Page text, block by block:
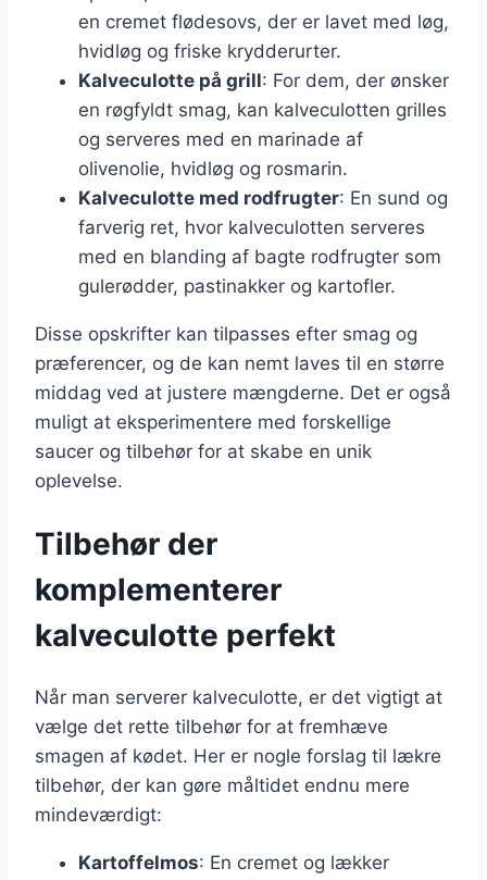
en cremet flødesovs, der er lavet med løg,
hvidløg og friske krydderurter.
Kalveculotte på grill: For dem, der ønsker
en røgfyldt smag, kan kalveculotten grilles
og serveres med en marinade af
olivenolie, hvidløg og rosmarin.
Kalveculotte med rodfrugter: En sund og
farverig ret, hvor kalveculotten serveres
med en blanding af bagte rodfrugter som
gulerødder, pastinakker og kartofler.
Disse opskrifter kan tilpasses efter smag og
præferencer, og de kan nemt laves til en større
middag ved at justere mængderne. Det er også
muligt at eksperimentere med forskellige
saucer og tilbehør for at skabe en unik
oplevelse.
Tilbehør der
komplementerer
kalveculotte perfekt
Når man serverer kalveculotte, er det vigtigt at
vælge det rette tilbehør for at fremhæve
smagen af kødet. Her er nogle forslag til lækre
tilbehør, der kan gøre måltidet endnu mere
mindeværdigt:
Kartoffelmos: En cremet og lækker